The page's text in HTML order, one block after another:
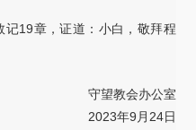
19章，证道：小白，敬拜程
守望教会办公室
2023年9月24日